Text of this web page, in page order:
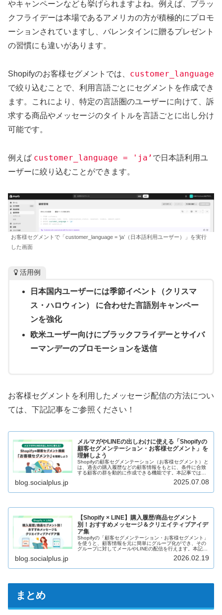
やキャンペーンなども挙げられますよね。例えば、ブラッ
クフライデーは本場であるアメリカの方が積極的にプロモ
ーションされていますし、バレンタインに贈るプレゼント
の習慣にも違いがあります。
Shopifyのお客様セグメントでは、 customer_language
で絞り込むことで、利用言語ごとにセグメントを作成でき
ます。これにより、特定の言語圏のユーザーに向けて、訴
求する商品やメッセージのタイトルを言語ごとに出し分け
可能です。
例えば customer_language = 'ja’ で日本語利用ユ
ーザーに絞り込むことができます。
お客様セグメントで「customer_language = ‘ja’（日本語利用ユーザー）」を実行
した画面
活用例
日本国内ユーザーには季節イベント（クリスマ
ス・ハロウィン）
に合わせた言語別キャンペー
ンを強化
欧米ユーザー向けにブラックフライデーとサイバ
ーマンデーのプロモーションを送信
お客様セグメントを利用したメッセージ配信の方法につい
ては、下記記事をご参照ください！
メルマガやLINEの出しわけに使える「Shopifyの
顧客セグメンテーション・お客様セグメント」を
理解しよう
Shopifyの顧客セグメンテーション（お客様セグメント）と
は、過去の購入履歴などの顧客情報をもとに、条件に合致
する顧客の群を動的に作成できる機能です。本記事では、
例のほか、作成したセグメントをメルマガやLINE配信の宛
blog.socialplus.jp 2025.07.08
【Shopify × LINE】購入履歴/商品セグメント
別！おすすめメッセージ＆クリエイティブアイデ
ア集
Shopifyの「顧客セグメンテーション・お客様セグメント」
を使うと、顧客情報を元に簡単にグループ化ができ、その
グループに対してメールやLINEの配信を行えます。本記事
メント配信」について、セグメントの切り口や配信クリエ
を再現できるFlex Messageのサンプルコードも掲載！
blog.socialplus.jp 2026.02.19
まとめ